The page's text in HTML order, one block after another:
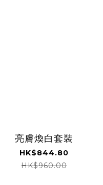
亮膚煥白套裝
HK$844.80
HK$960.00